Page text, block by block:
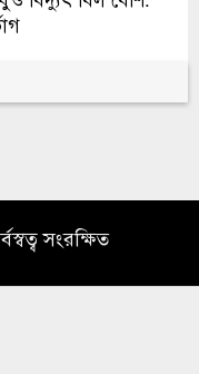
থেকে ক্ষমতার
ইতিহাসের এক সন্ধিক্ষণ
প্রতি”
এর কর্মী সমাবেশ ও
সংরক্ষিত